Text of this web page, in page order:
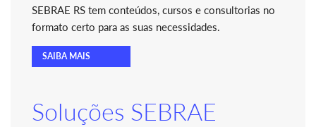
SEBRAE RS tem conteúdos, cursos e consultorias no
formato certo para as suas necessidades.
SAIBA MAIS
Soluções SEBRAE